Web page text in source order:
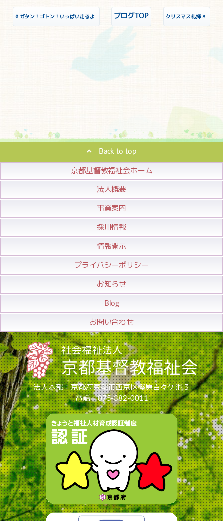
« ガタン！ゴトン！いっぱい走るよ ブログTOP クリスマス礼拝»
Back to top
京都基督教福祉会ホーム
法人概要
事業案内
採用情報
情報開示
プライバシーポリシー
お知らせ
Blog
お問い合わせ
法人本部：京都府京都市西京区樫原百々ケ池３
電話：075-382-0011